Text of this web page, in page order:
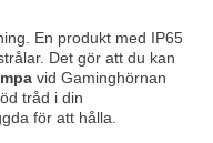
En produkt med IP65
Det gör att du kan
vid Gaminghörnan
tråd i din
för att hålla.